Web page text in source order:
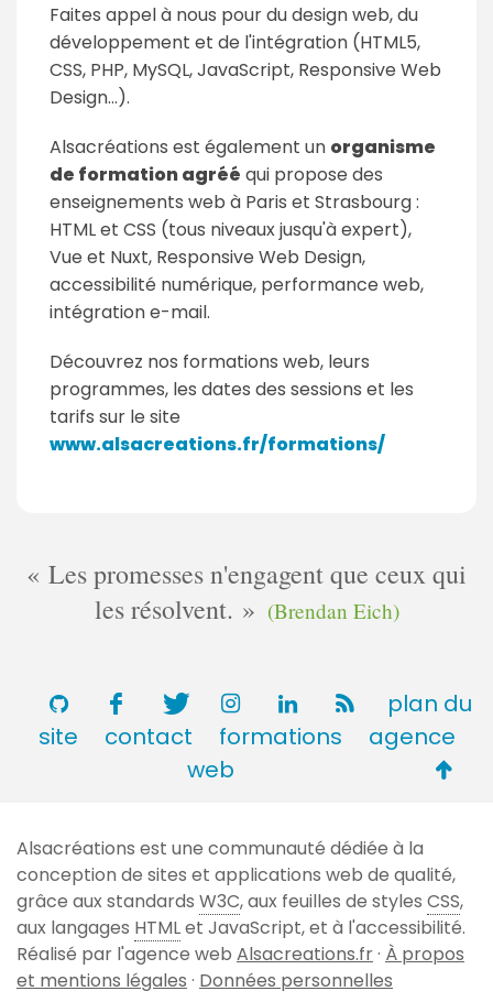
Faites appel à nous pour du design web, du
développement et de l'intégration (HTML5,
CSS, PHP, MySQL, JavaScript, Responsive Web
Design...).
Alsacréations est également un organisme
de formation agréé qui propose des
enseignements web à Paris et Strasbourg :
HTML et CSS (tous niveaux jusqu'à expert),
Vue et Nuxt, Responsive Web Design,
accessibilité numérique, performance web,
intégration e-mail.
Découvrez nos formations web, leurs
programmes, les dates des sessions et les
tarifs sur le site
www.alsacreations.fr/formations/
Les promesses n'engagent que ceux qui
les résolvent.
(Brendan Eich)
plan du
site
contact formations
agence
web
de
page
Alsacréations est une communauté dédiée à la
conception de sites et applications web de qualité,
grâce aux standards W3C, aux feuilles de styles CSS,
aux langages HTMLet JavaScript, et à l'accessibilité.
Réalisé par l'agence web Alsacreations.fr· À propos
et mentions légales · Données personnelles